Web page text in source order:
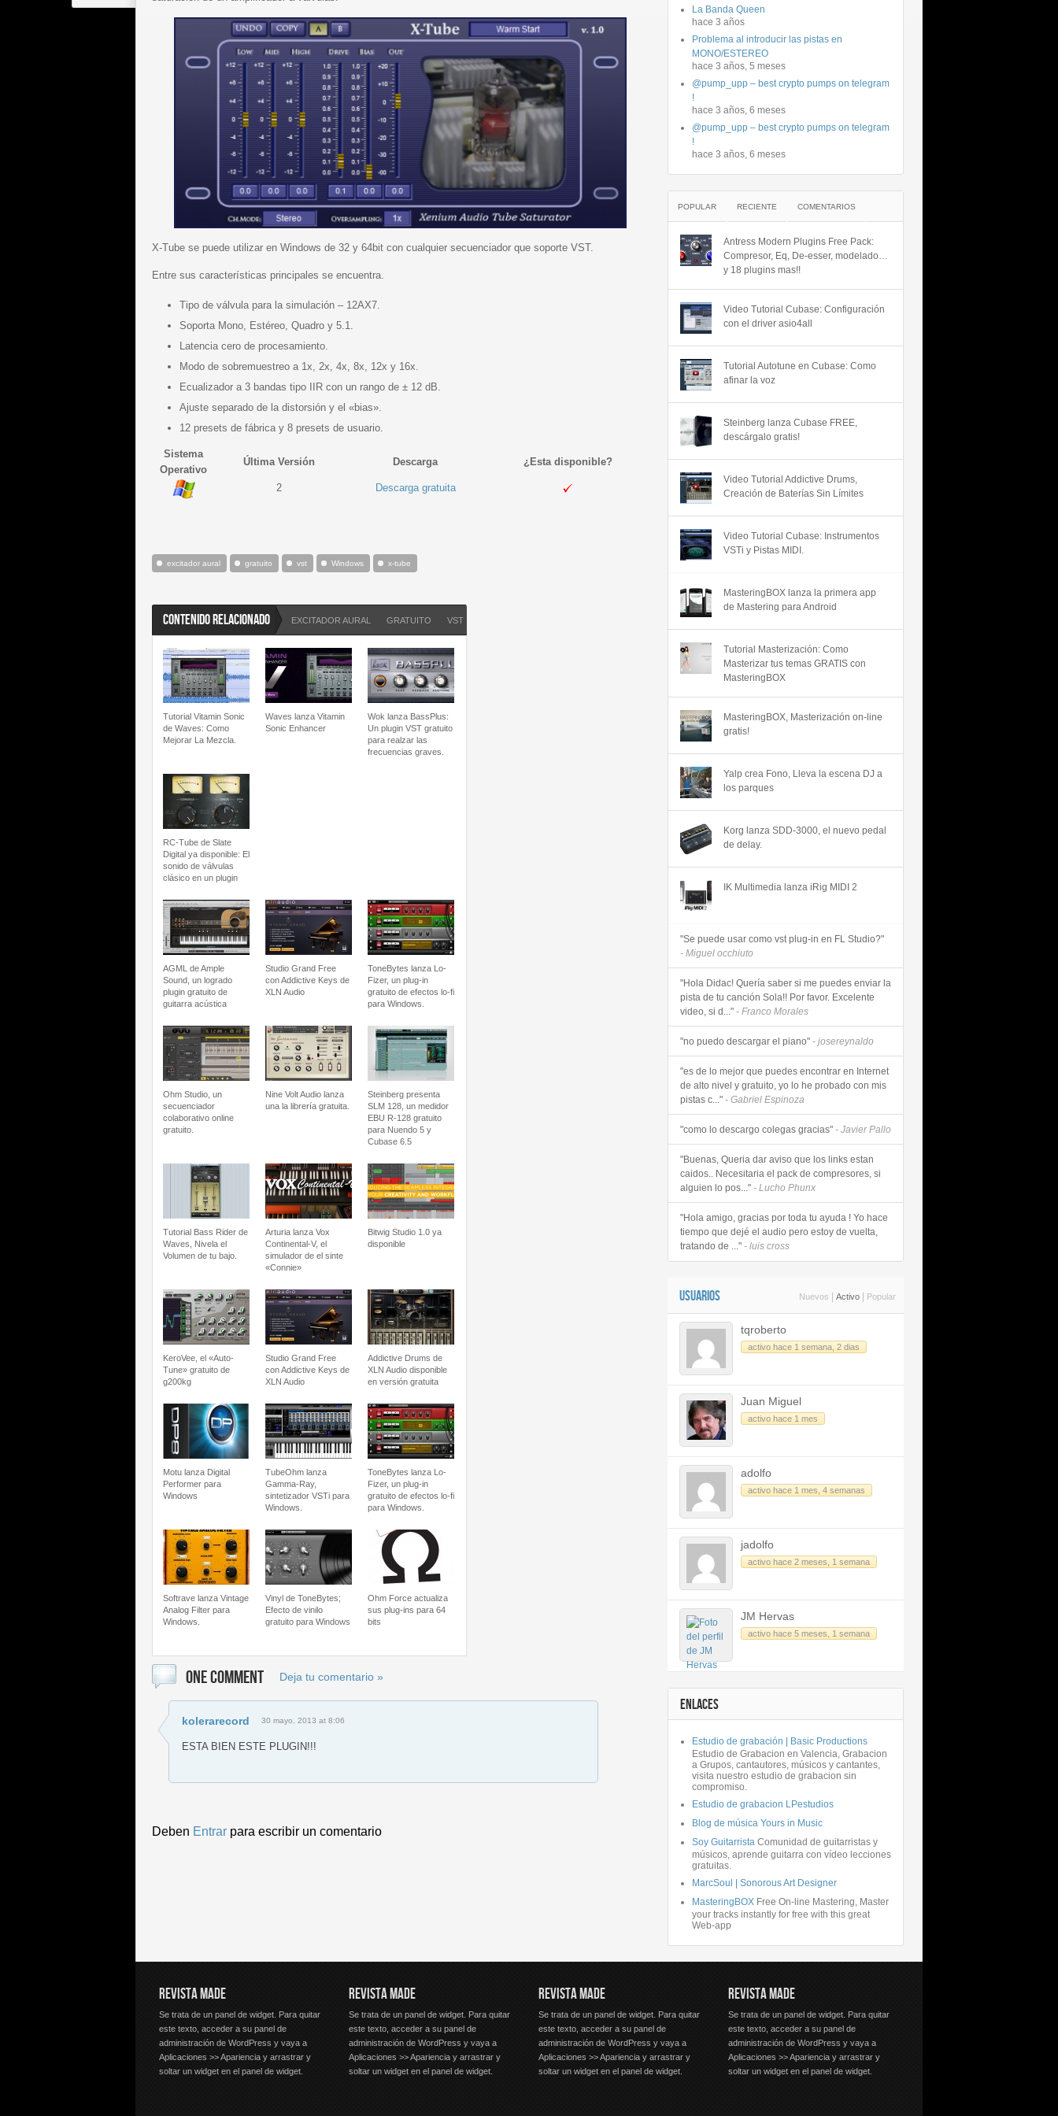
X-Tube se puede utilizar en Windows de 32 y 64bit con cualquier secuenciador que soporte VST.
Entre sus características principales se encuentra.
Tipo de válvula para la simulación – 12AX7.
Soporta Mono, Estéreo, Quadro y 5.1.
Latencia cero de procesamiento.
Modo de sobremuestreo a 1x, 2x, 4x, 8x, 12x y 16x.
Ecualizador a 3 bandas tipo IIR con un rango de ± 12 dB.
Ajuste separado de la distorsión y el «bias».
12 presets de fábrica y 8 presets de usuario.
Sistema
Operativo
Última Versión Descarga ¿Esta disponible?
2 Descarga gratuita
excitador aural gratuito vst Windows x-tube
CONTENIDO RELACIONADO EXCITADOR AURAL GRATUITO VST
Tutorial Vitamin Sonic
de Waves: Como
Mejorar La Mezcla.
Waves lanza Vitamin
Sonic Enhancer
Wok lanza BassPlus:
Un plugin VST gratuito
para realzar las
frecuencias graves.
RC-Tube de Slate
Digital ya disponible: El
sonido de válvulas
clásico en un plugin
AGML de Ample
Sound, un logrado
plugin gratuito de
guitarra acústica
Studio Grand Free
con Addictive Keys de
XLN Audio
ToneBytes lanza Lo-
Fizer, un plug-in
gratuito de efectos lo-fi
para Windows.
Ohm Studio, un
secuenciador
colaborativo online
gratuito.
Nine Volt Audio lanza
una la librería gratuita.
Steinberg presenta
SLM 128, un medidor
EBU R-128 gratuito
para Nuendo 5 y
Cubase 6.5
Tutorial Bass Rider de
Waves, Nivela el
Volumen de tu bajo.
Arturia lanza Vox
Continental-V, el
simulador de el sinte
«Connie»
Bitwig Studio 1.0 ya
disponible
KeroVee, el «Auto-
Tune» gratuito de
g200kg
Studio Grand Free
con Addictive Keys de
XLN Audio
Addictive Drums de
XLN Audio disponible
en versión gratuita
Motu lanza Digital
Performer para
Windows
TubeOhm lanza
Gamma-Ray,
sintetizador VSTi para
Windows.
ToneBytes lanza Lo-
Fizer, un plug-in
gratuito de efectos lo-fi
para Windows.
Softrave lanza Vintage
Analog Filter para
Windows.
Vinyl de ToneBytes;
Efecto de vinilo
gratuito para Windows
Ohm Force actualiza
sus plug-ins para 64
bits
ONE COMMENT Deja tu comentario »
kolerarecord 30 mayo, 2013 at 8:06
ESTA BIEN ESTE PLUGIN!!!
Deben Entrar para escribir un comentario
La Banda Queen
hace 3 años
Problema al introducir las pistas en
MONO/ESTEREO
hace 3 años, 5 meses
@pump_upp – best crypto pumps on telegram
!
hace 3 años, 6 meses
@pump_upp – best crypto pumps on telegram
!
hace 3 años, 6 meses
POPULAR RECIENTE COMENTARIOS
Antress Modern Plugins Free Pack:
Compresor, Eq, De-esser, modelado…
y 18 plugins mas!!
Video Tutorial Cubase: Configuración
con el driver asio4all
Tutorial Autotune en Cubase: Como
afinar la voz
Steinberg lanza Cubase FREE,
descárgalo gratis!
Video Tutorial Addictive Drums,
Creación de Baterías Sin Límites
Video Tutorial Cubase: Instrumentos
VSTi y Pistas MIDI.
MasteringBOX lanza la primera app
de Mastering para Android
Tutorial Masterización: Como
Masterizar tus temas GRATIS con
MasteringBOX
MasteringBOX, Masterización on-line
gratis!
Yalp crea Fono, Lleva la escena DJ a
los parques
Korg lanza SDD-3000, el nuevo pedal
de delay.
IK Multimedia lanza iRig MIDI 2
"Se puede usar como vst plug-in en FL Studio?"
- Miguel occhiuto
"Hola Didac! Quería saber si me puedes enviar la
pista de tu canción Sola!! Por favor. Excelente
video, si d..." - Franco Morales
"no puedo descargar el piano" - josereynaldo
"es de lo mejor que puedes encontrar en Internet
de alto nivel y gratuito, yo lo he probado con mis
pistas c..." - Gabriel Espinoza
"como lo descargo colegas gracias" - Javier Pallo
"Buenas, Queria dar aviso que los links estan
caidos.. Necesitaria el pack de compresores, si
alguien lo pos..." - Lucho Phunx
"Hola amigo, gracias por toda tu ayuda ! Yo hace
tiempo que dejé el audio pero estoy de vuelta,
tratando de ..." - luis cross
USUARIOS Nuevos Activo Popular
tqroberto
activo hace 1 semana, 2 dias
Juan Miguel
activo hace 1 mes
adolfo
activo hace 1 mes, 4 semanas
jadolfo
activo hace 2 meses, 1 semana
JM Hervas
activo hace 5 meses, 1 semana
ENLACES
Estudio de grabación | Basic Productions
Estudio de Grabacion en Valencia, Grabacion
a Grupos, cantautores, músicos y cantantes,
visita nuestro estudio de grabacion sin
compromiso.
Estudio de grabacion LPestudios
Blog de música Yours in Music
Soy Guitarrista Comunidad de guitarristas y
músicos, aprende guitarra con vídeo lecciones
gratuitas.
MarcSoul | Sonorous Art Designer
MasteringBOX Free On-line Mastering, Master
your tracks instantly for free with this great
Web-app
REVISTA MADE
Se trata de un panel de widget. Para quitar
este texto, acceder a su panel de
administración de WordPress y vaya a
Aplicaciones >> Apariencia y arrastrar y
soltar un widget en el panel de widget.
REVISTA MADE
Se trata de un panel de widget. Para quitar
este texto, acceder a su panel de
administración de WordPress y vaya a
Aplicaciones >> Apariencia y arrastrar y
soltar un widget en el panel de widget.
REVISTA MADE
Se trata de un panel de widget. Para quitar
este texto, acceder a su panel de
administración de WordPress y vaya a
Aplicaciones >> Apariencia y arrastrar y
soltar un widget en el panel de widget.
REVISTA MADE
Se trata de un panel de widget. Para quitar
este texto, acceder a su panel de
administración de WordPress y vaya a
Aplicaciones >> Apariencia y arrastrar y
soltar un widget en el panel de widget.